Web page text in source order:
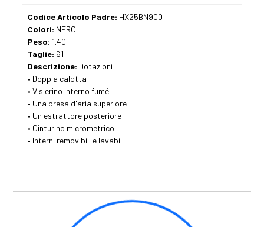
Codice Articolo Padre: HX25BN900
Colori: NERO
Peso: 1.40
Taglie: 61
Descrizione: Dotazioni:
• Doppia calotta
• Visierino interno fumé
• Una presa d'aria superiore
• Un estrattore posteriore
• Cinturino micrometrico
• Interni removibili e lavabili